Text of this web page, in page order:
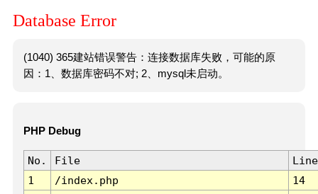
Database Error
(1040) 365建站错误警告：连接数据库失败，可能的原
因：1、数据库密码不对; 2、mysql未启动。
PHP Debug
No. File
Line
1
/index.php 14